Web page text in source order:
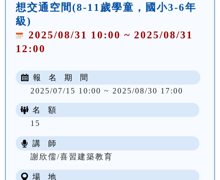
想交通空間(8-11歲學童，國小3-6年
級)
2025/08/31 10:00 ~ 2025/08/31
12:00
報 名 期 間
2025/07/15 10:00 ~ 2025/08/30 17:00
名 額
15
講 師
謝欣儒/喜習建築教育
場 地